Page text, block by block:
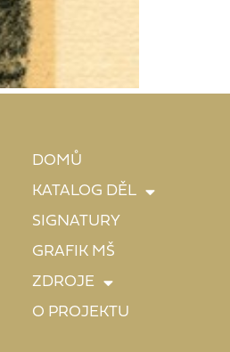
DOMŮ
KATALOG DĚL
SIGNATURY
GRAFIK MŠ
ZDROJE
O PROJEKTU